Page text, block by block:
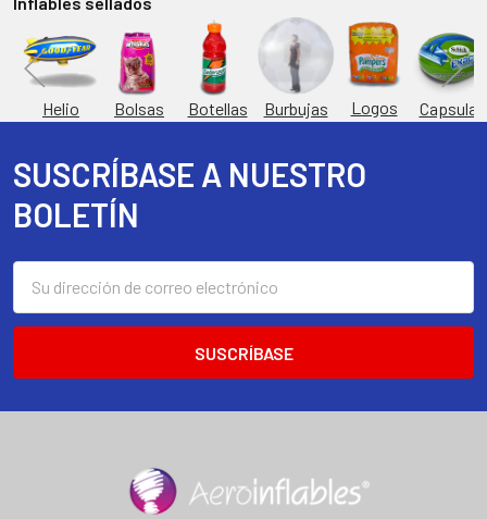
Helio Bolsas Botellas Burbujas Logos Capsulas
Footer
SUSCRÍBASE A NUESTRO
BOLETÍN
correo